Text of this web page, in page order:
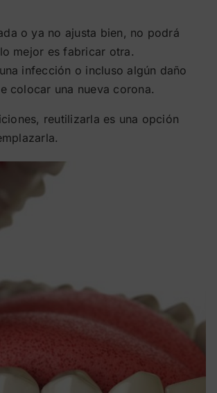
o ya no ajusta bien, no podrá
mejor es fabricar otra.
infección o incluso algún daño
colocar una nueva corona.
reutilizarla es una opción